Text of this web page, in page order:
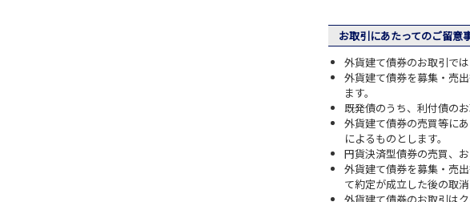
お取引にあたってのご留意
外貨建て債券のお取引で
外貨建て債券を募集・売
ます。
既発債のうち、利付債の
外貨建て債券の売買等に
によるものとします。
円貨決済型債券の売買、
外貨建て債券を募集・売
て約定が成立した後の取